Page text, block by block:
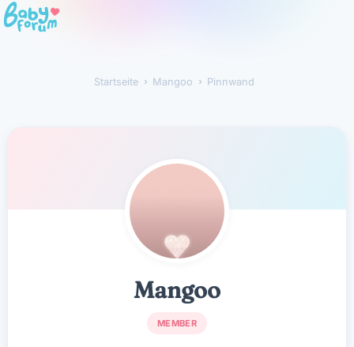
Startseite › Mangoo › Pinnwand
Mangoo
MEMBER